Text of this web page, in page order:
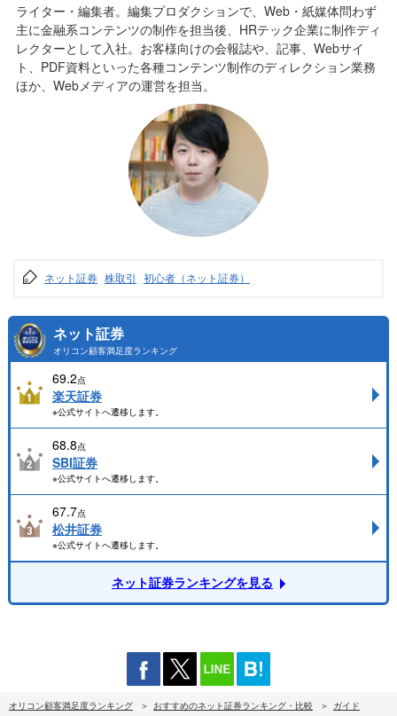
ライター・編集者。編集プロダクションで、Web・紙媒体問わず
主に金融系コンテンツの制作を担当後、HRテック企業に制作ディ
レクターとして入社。お客様向けの会報誌や、記事、Webサイ
ト、PDF資料といった各種コンテンツ制作のディレクション業務
ほか、Webメディアの運営を担当。
ネット証券 株取引 初心者（ネット証券）
ネット証券
オリコン顧客満足度ランキング
69.2点
楽天証券
※公式サイトへ遷移します。
68.8点
SBI証券
※公式サイトへ遷移します。
67.7点
松井証券
※公式サイトへ遷移します。
ネット証券ランキングを見る
オリコン顧客満足度ランキング おすすめのネット証券ランキング・比較
ガイド